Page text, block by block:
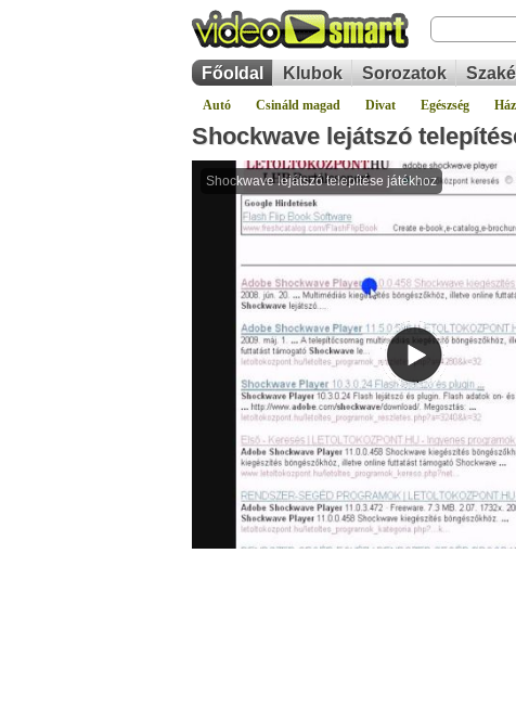
Főoldal Klubok Sorozatok
Autó Csináld magad Divat Egészség
Shockwave lejátszó